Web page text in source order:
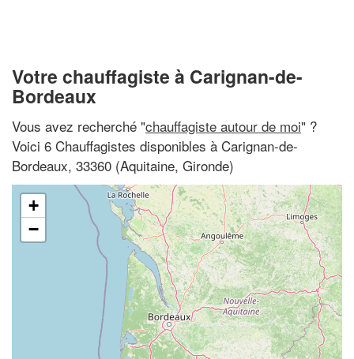
Votre chauffagiste à Carignan-de-
Bordeaux
Vous avez recherché "chauffagiste autour de moi" ?
Voici 6 Chauffagistes disponibles à Carignan-de-
Bordeaux, 33360 (Aquitaine, Gironde)
+
−